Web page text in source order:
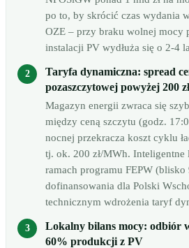
po to, by skrócić czas wydania
OZE – przy braku wolnej mocy
instalacji PV wydłuża się o 2-4
Taryfa dynamiczna: spread
pozaszczytowej powyżej 200
Magazyn energii zwraca się
między ceną szczytu (godz.
nocnej przekracza koszt cyklu
tj. ok. 200 zł/MWh.
ramach programu FEPW (blisko
dofinansowania dla Polski
technicznym wdrożenia taryf
Lokalny bilans mocy: odbiór
60% produkcji z PV